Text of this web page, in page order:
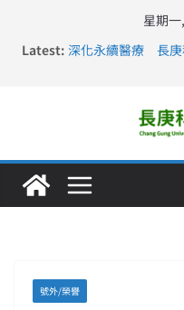
星期
Latest: 深化永續醫療 長庚
長庚科大訪凱瑟醫
仁德醫專與長庚科
長庚科大連四年穩
號外/榮譽